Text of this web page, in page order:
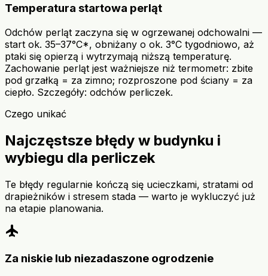
Temperatura startowa perląt
Odchów perląt zaczyna się w ogrzewanej odchowalni —
start ok. 35–37°C*, obniżany o ok. 3°C tygodniowo, aż
ptaki się opierzą i wytrzymają niższą temperaturę.
Zachowanie perląt jest ważniejsze niż termometr: zbite
pod grzałką = za zimno; rozproszone pod ściany = za
ciepło. Szczegóły: odchów perliczek.
Czego unikać
Najczęstsze błędy w budynku i
wybiegu dla perliczek
Te błędy regularnie kończą się ucieczkami, stratami od
drapieżników i stresem stada — warto je wykluczyć już
na etapie planowania.
flight
Za niskie lub niezadaszone ogrodzenie